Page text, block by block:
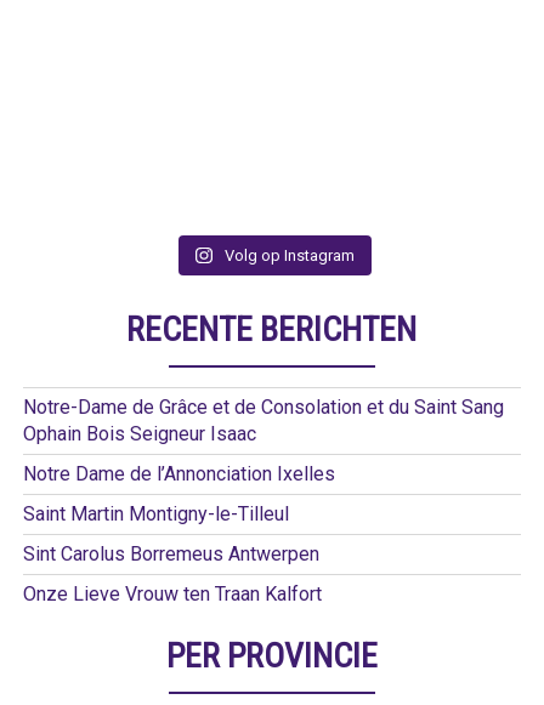
Volg op Instagram
RECENTE BERICHTEN
Notre-Dame de Grâce et de Consolation et du Saint Sang
Ophain Bois Seigneur Isaac
Notre Dame de l’Annonciation Ixelles
Saint Martin Montigny-le-Tilleul
Sint Carolus Borremeus Antwerpen
Onze Lieve Vrouw ten Traan Kalfort
PER PROVINCIE